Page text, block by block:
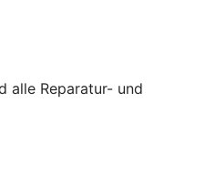
alle Reparatur- und